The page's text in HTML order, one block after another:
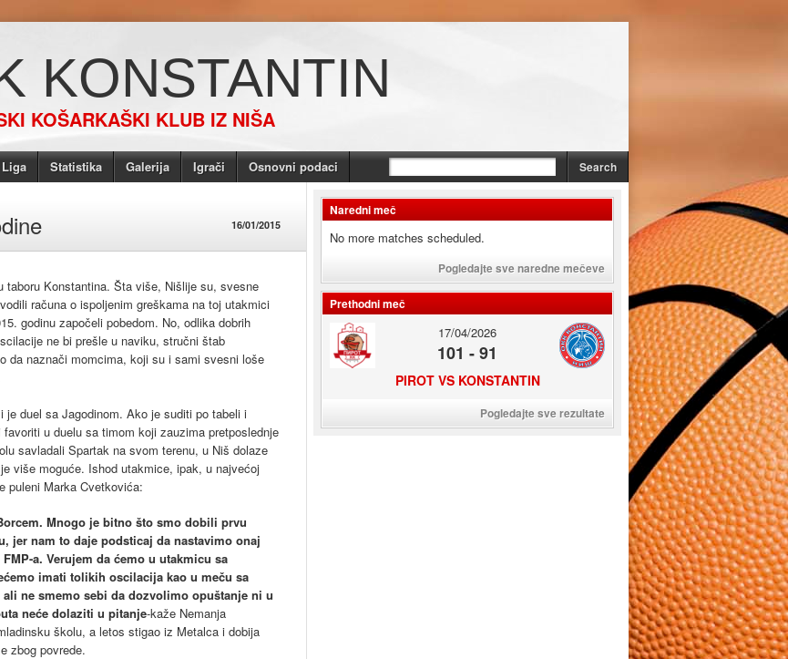
KONSTANTIN
KOŠARKAŠKI KLUB IZ NIŠA
Liga Statistika Galerija Igrači Osnovni podaci
16/01/2015
taboru Konstantina. Šta više, Nišlije su, svesne
računa o ispoljenim greškama na toj utakmici
godinu započeli pobedom. No, odlika dobrih
ne bi prešle u naviku, stručni štab
da naznači momcima, koji su i sami svesni loše
duel sa Jagodinom. Ako je suditi po tabeli i
u duelu sa timom koji zauzima pretposlednje
savladali Spartak na svom terenu, u Niš dolaze
više moguće. Ishod utakmice, ipak, u najvećoj
puleni Marka Cvetkovića:
Mnogo je bitno što smo dobili prvu
jer nam to daje podsticaj da nastavimo onaj
a. Verujem da ćemo u utakmicu sa
imati tolikih oscilacija kao u meču sa
ne smemo sebi da dozvolimo opuštanje ni u
neće dolaziti u pitanje-kaže Nemanja
školu, a letos stigao iz Metalca i dobija
zbog povrede.
Naredni meč
No more matches scheduled.
Pogledajte sve naredne mečeve
Prethodni meč
17/04/2026
101 - 91
PIROT VS KONSTANTIN
Pogledajte sve rezultate